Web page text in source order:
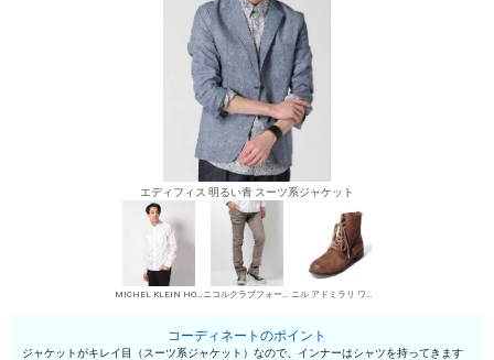
エディフィス 明るい青 スーツ系ジャケット
MICHEL KLEIN HOMME シャツ ニコルクラブフォーメン デニムパンツ・ジーンズ ニル アドミラリ ワークブーツ
コーディネートのポイント
ジャケットがキレイ目（スーツ系ジャケット）なので、インナーはシャツを持ってきます